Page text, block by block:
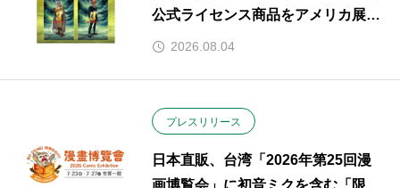
公式ライセンス商品をアメリカ展
開。2026.08.04
プレスリリース
日本直販、台湾「2026年第25回漫
画博覧会」に初音ミクを含む「限定